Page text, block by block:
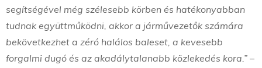
segítségével még szélesebb körben és hatékonyabban
tudnak együttműködni, akkor a járművezetők számára
bekövetkezhet a zéró halálos baleset, a kevesebb
forgalmi dugó és az akadálytalanabb közlekedés kora.” –